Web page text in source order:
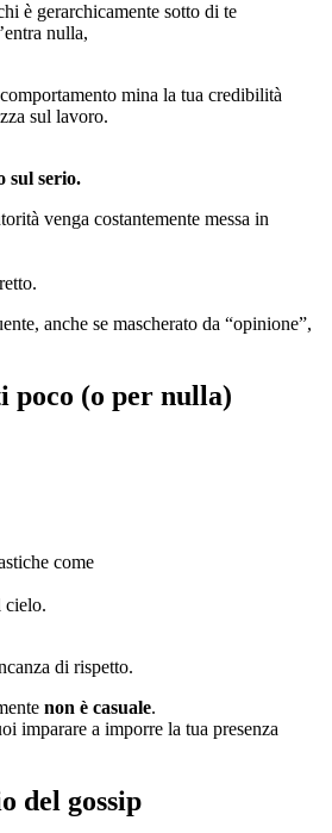
è gerarchicamente sotto di te
nulla,
mina la tua credibilità
sul lavoro.
sul serio.
venga costantemente messa in
anche se mascherato da “opinione”,
poco (o per nulla)
come
cielo.
di rispetto.
non è casuale.
imparare a imporre la tua presenza
del gossip